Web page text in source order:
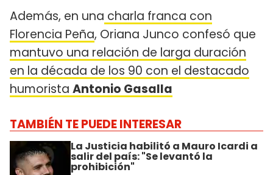
Además, en una charla franca con
Florencia Peña, Oriana Junco confesó que
mantuvo una relación de larga duración
en la década de los 90 con el destacado
humorista Antonio Gasalla
TAMBIÉN TE PUEDE INTERESAR
La Justicia habilitó a Mauro Icardi a
salir del país: "Se levantó la
prohibición"